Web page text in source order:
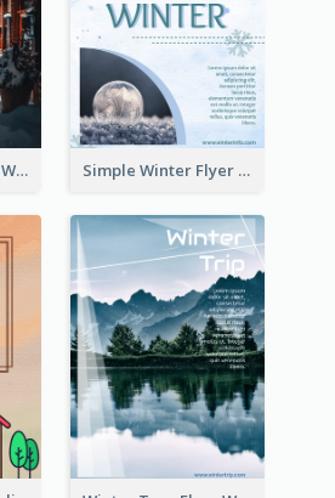
Starry Night Flyer With Street View Simple Winter Flyer With Snow Decorations